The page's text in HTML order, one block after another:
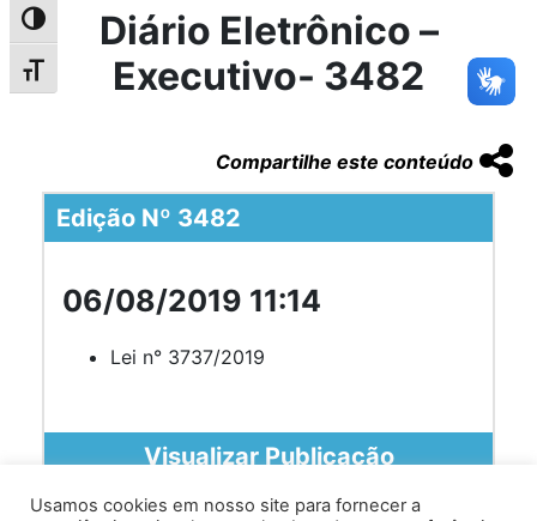
Alternar alto contraste
Alternar tamanho da fonte
Diário Eletrônico –
Executivo- 3482
Compartilhe este conteúdo
Edição Nº 3482
06/08/2019 11:14
Lei n° 3737/2019
Visualizar Publicação
Usamos cookies em nosso site para fornecer a